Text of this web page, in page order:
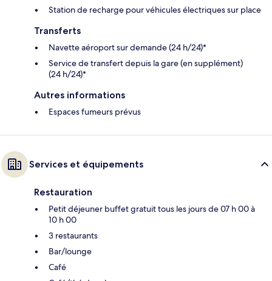
Station de recharge pour véhicules électriques sur place
Transferts
Navette aéroport sur demande (24 h/24)*
Service de transfert depuis la gare (en supplément)
(24 h/24)*
Autres informations
Espaces fumeurs prévus
Services et équipements
Restauration
Petit déjeuner buffet gratuit tous les jours de 07 h 00 à
10 h 00
3 restaurants
Bar/lounge
Café